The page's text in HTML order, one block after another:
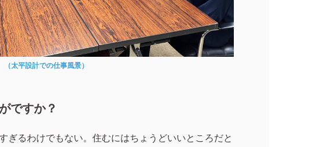
（太平設計での仕事風景）
ですか？
ぎるわけでもない。住むにはちょうどいいところだと